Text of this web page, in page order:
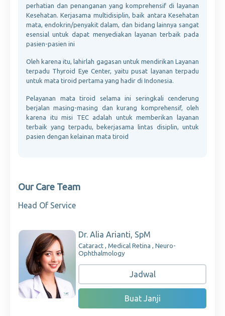
perhatian dan penanganan yang komprehensif di layanan
Kesehatan. Kerjasama multidisiplin, baik antara Kesehatan
mata, endokrin/penyakit dalam, dan bidang lainnya sangat
esensial untuk dapat menyediakan layanan terbaik pada
pasien-pasien ini
Oleh karena itu, lahirlah gagasan untuk mendirikan Layanan
terpadu Thyroid Eye Center, yaitu pusat layanan terpadu
untuk mata tiroid pertama yang hadir di Indonesia.
Pelayanan mata tiroid selama ini seringkali cenderung
berjalan masing-masing dan kurang komprehensif, oleh
karena itu misi TEC adalah untuk memberikan layanan
terbaik yang terpadu, bekerjasama lintas disiplin, untuk
pasien dengan kelainan mata tiroid
Our Care Team
Head Of Service
Dr. Alia Arianti, SpM
Cataract , Medical Retina , Neuro-
Ophthalmology
Jadwal
Buat Janji